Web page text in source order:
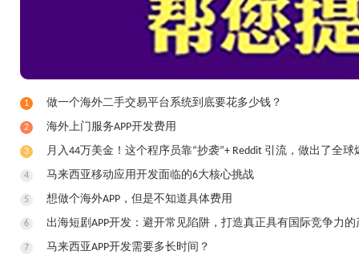
1 做一个海外二手交易平台系统到底要花多少钱？
2 ​海外上门服务APP开发费用
3 月入44万美金！这个程序员靠“抄袭”+ Reddit 引流，做出了全球
4 马来西亚移动应用开发面临的6大核心挑战
5 想做个海外APP，但是不知道具体费用
6 出海短剧APP开发：避开常见陷阱，打造真正具有国际竞争力的
7 马来西亚APP开发需要多长时间？